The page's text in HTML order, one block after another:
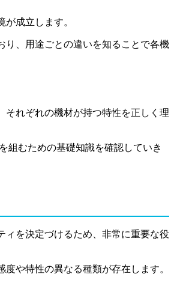
成立します。
り、用途ごとの違いを知ることで各機
それぞれの機材が持つ特性を正しく理
組むための基礎知識を確認していき
ィを決定づけるため、非常に重要な役
や特性の異なる種類が存在します。